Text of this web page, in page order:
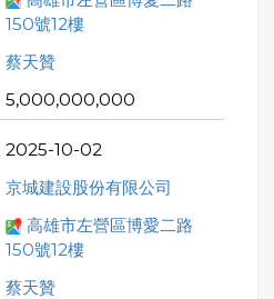
150號12樓
蔡天贊
5,000,000,000
2025-10-02
京城建設股份有限公司
高雄市左營區博愛二路
150號12樓
蔡天贊